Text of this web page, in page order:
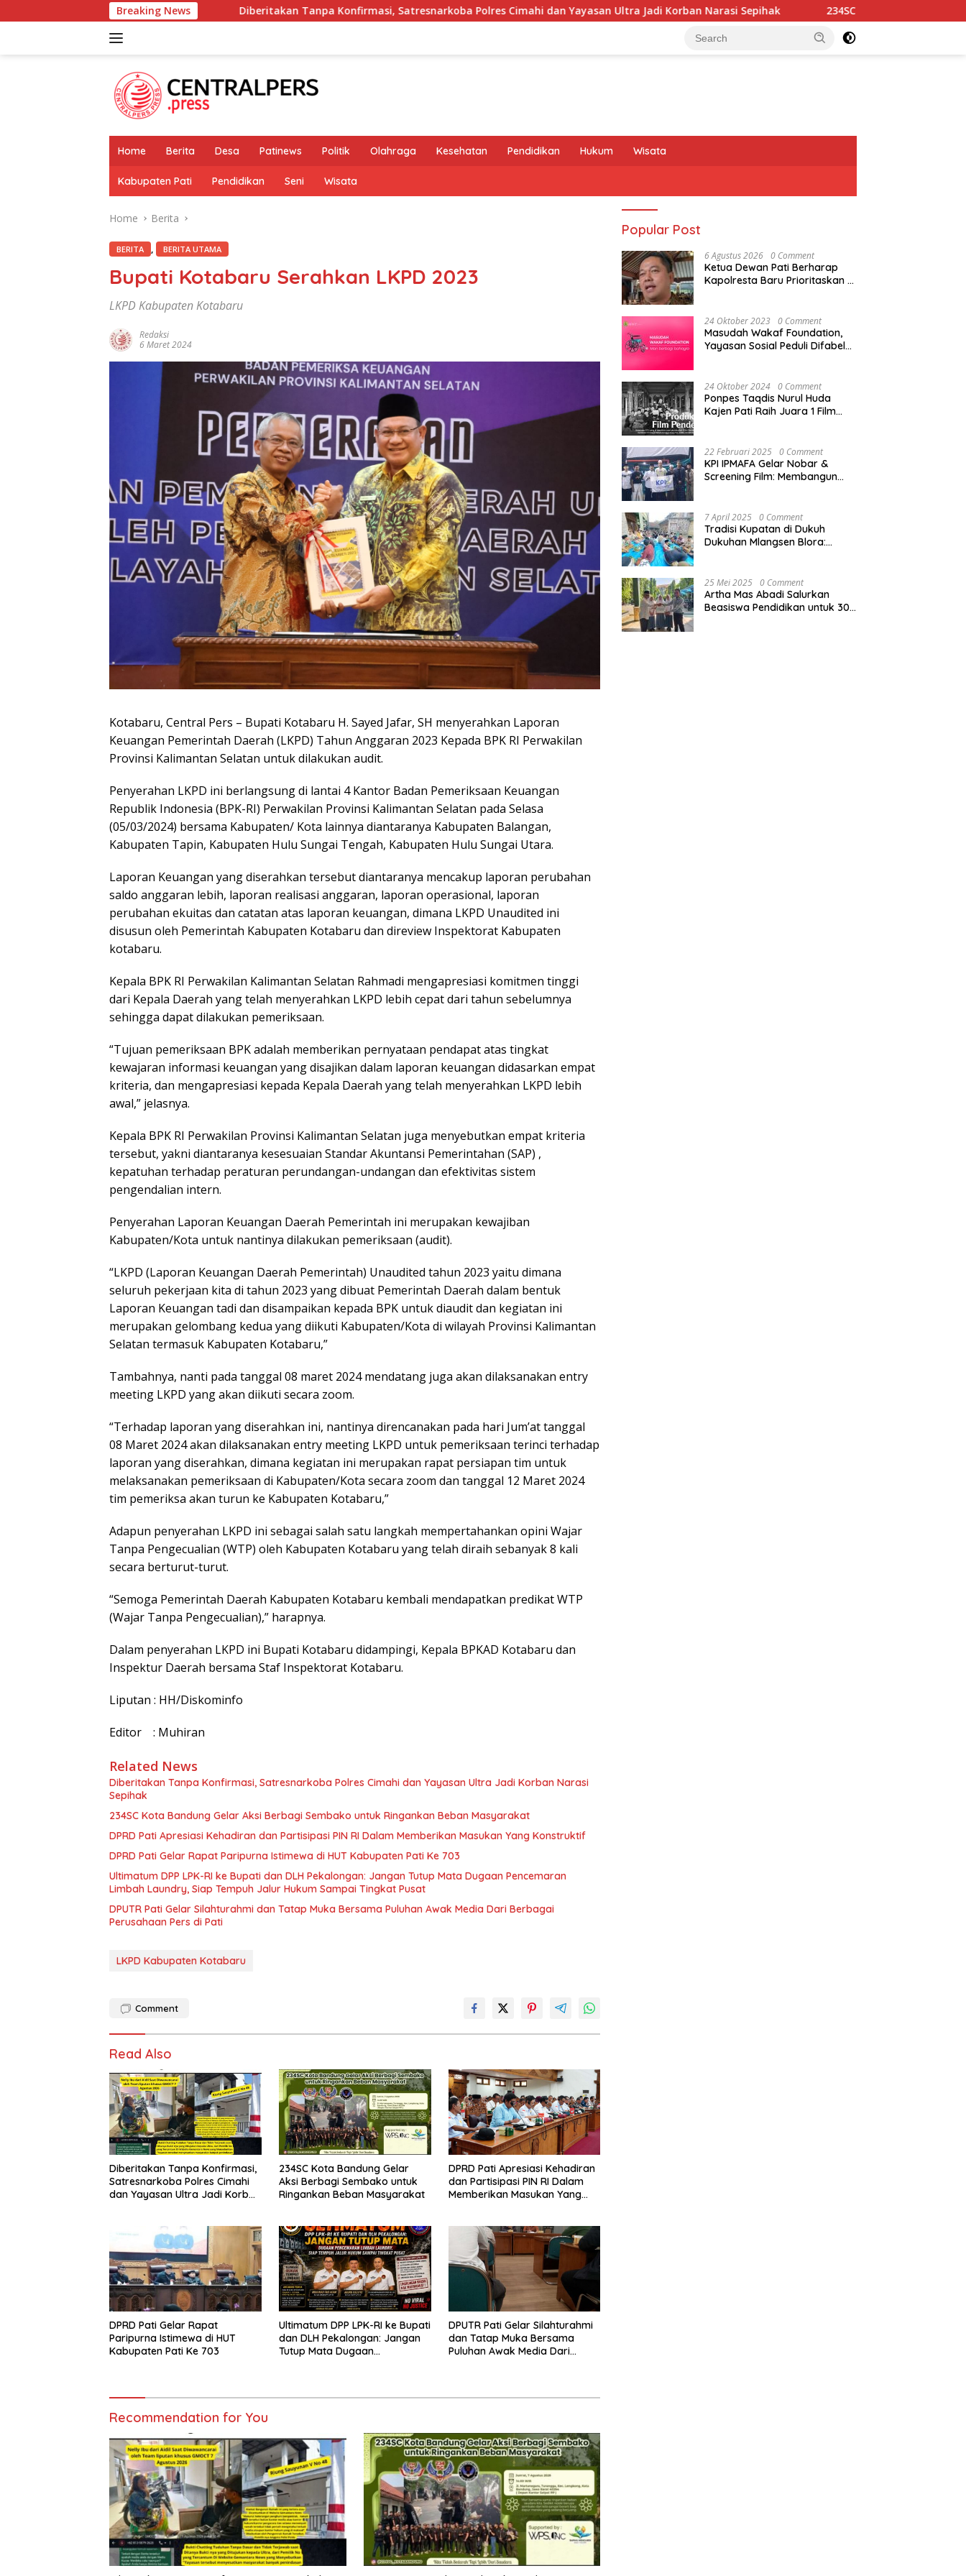
to
Breaking News
Diberitakan Tanpa Konfirmasi, Satresnarkoba Polres Cimahi dan Yayasan Ultra Jadi Korban Narasi Sepihak 234SC Kota Bandung Gelar Aksi Berbagi Sembako
Home Berita Desa Patinews Politik Olahraga Kesehatan Pendidikan Hukum Wisata
Kabupaten Pati Pendidikan Seni Wisata
Home Berita
BERITA , BERITA UTAMA
Bupati Kotabaru Serahkan LKPD 2023
LKPD Kabupaten Kotabaru
Redaksi
6 Maret 2024
Kotabaru, Central Pers – Bupati Kotabaru H. Sayed Jafar, SH menyerahkan Laporan
Keuangan Pemerintah Daerah (LKPD) Tahun Anggaran 2023 Kepada BPK RI Perwakilan
Provinsi Kalimantan Selatan untuk dilakukan audit.
Penyerahan LKPD ini berlangsung di lantai 4 Kantor Badan Pemeriksaan Keuangan
Republik Indonesia (BPK-RI) Perwakilan Provinsi Kalimantan Selatan pada Selasa
(05/03/2024) bersama Kabupaten/ Kota lainnya diantaranya Kabupaten Balangan,
Kabupaten Tapin, Kabupaten Hulu Sungai Tengah, Kabupaten Hulu Sungai Utara.
Laporan Keuangan yang diserahkan tersebut diantaranya mencakup laporan perubahan
saldo anggaran lebih, laporan realisasi anggaran, laporan operasional, laporan
perubahan ekuitas dan catatan atas laporan keuangan, dimana LKPD Unaudited ini
disusun oleh Pemerintah Kabupaten Kotabaru dan direview Inspektorat Kabupaten
kotabaru.
Kepala BPK RI Perwakilan Kalimantan Selatan Rahmadi mengapresiasi komitmen tinggi
dari Kepala Daerah yang telah menyerahkan LKPD lebih cepat dari tahun sebelumnya
sehingga dapat dilakukan pemeriksaan.
“Tujuan pemeriksaan BPK adalah memberikan pernyataan pendapat atas tingkat
kewajaran informasi keuangan yang disajikan dalam laporan keuangan didasarkan empat
kriteria, dan mengapresiasi kepada Kepala Daerah yang telah menyerahkan LKPD lebih
awal,” jelasnya.
Kepala BPK RI Perwakilan Provinsi Kalimantan Selatan juga menyebutkan empat kriteria
tersebut, yakni diantaranya kesesuaian Standar Akuntansi Pemerintahan (SAP) ,
kepatuhan terhadap peraturan perundangan-undangan dan efektivitas sistem
pengendalian intern.
Penyerahan Laporan Keuangan Daerah Pemerintah ini merupakan kewajiban
Kabupaten/Kota untuk nantinya dilakukan pemeriksaan (audit).
“LKPD (Laporan Keuangan Daerah Pemerintah) Unaudited tahun 2023 yaitu dimana
seluruh pekerjaan kita di tahun 2023 yang dibuat Pemerintah Daerah dalam bentuk
Laporan Keuangan tadi dan disampaikan kepada BPK untuk diaudit dan kegiatan ini
merupakan gelombang kedua yang diikuti Kabupaten/Kota di wilayah Provinsi Kalimantan
Selatan termasuk Kabupaten Kotabaru,”
Tambahnya, nanti pada tanggal 08 maret 2024 mendatang juga akan dilaksanakan entry
meeting LKPD yang akan diikuti secara zoom.
“Terhadap laporan yang diserahkan ini, nantinya direncanakan pada hari Jum’at tanggal
08 Maret 2024 akan dilaksanakan entry meeting LKPD untuk pemeriksaan terinci terhadap
laporan yang diserahkan, dimana kegiatan ini merupakan rapat persiapan tim untuk
melaksanakan pemeriksaan di Kabupaten/Kota secara zoom dan tanggal 12 Maret 2024
tim pemeriksa akan turun ke Kabupaten Kotabaru,”
Adapun penyerahan LKPD ini sebagai salah satu langkah mempertahankan opini Wajar
Tanpa Pengecualian (WTP) oleh Kabupaten Kotabaru yang telah diraih sebanyak 8 kali
secara berturut-turut.
“Semoga Pemerintah Daerah Kabupaten Kotabaru kembali mendapatkan predikat WTP
(Wajar Tanpa Pengecualian),” harapnya.
Dalam penyerahan LKPD ini Bupati Kotabaru didampingi, Kepala BPKAD Kotabaru dan
Inspektur Daerah bersama Staf Inspektorat Kotabaru.
Liputan : HH/Diskominfo
Editor : Muhiran
Related News
Diberitakan Tanpa Konfirmasi, Satresnarkoba Polres Cimahi dan Yayasan Ultra Jadi Korban Narasi
Sepihak
234SC Kota Bandung Gelar Aksi Berbagi Sembako untuk Ringankan Beban Masyarakat
DPRD Pati Apresiasi Kehadiran dan Partisipasi PIN RI Dalam Memberikan Masukan Yang Konstruktif
DPRD Pati Gelar Rapat Paripurna Istimewa di HUT Kabupaten Pati Ke 703
Ultimatum DPP LPK-RI ke Bupati dan DLH Pekalongan: Jangan Tutup Mata Dugaan Pencemaran
Limbah Laundry, Siap Tempuh Jalur Hukum Sampai Tingkat Pusat
DPUTR Pati Gelar Silahturahmi dan Tatap Muka Bersama Puluhan Awak Media Dari Berbagai
Perusahaan Pers di Pati
LKPD Kabupaten Kotabaru
Comment
Read Also
Diberitakan Tanpa Konfirmasi,
Satresnarkoba Polres Cimahi
dan Yayasan Ultra Jadi Korban
234SC Kota Bandung Gelar
Aksi Berbagi Sembako untuk
Ringankan Beban Masyarakat
DPRD Pati Apresiasi Kehadiran
dan Partisipasi PIN RI Dalam
Memberikan Masukan Yang
DPRD Pati Gelar Rapat
Paripurna Istimewa di HUT
Kabupaten Pati Ke 703
Ultimatum DPP LPK-RI ke Bupati
dan DLH Pekalongan: Jangan
Tutup Mata Dugaan
DPUTR Pati Gelar Silahturahmi
dan Tatap Muka Bersama
Puluhan Awak Media Dari
Recommendation for You
Popular Post
6 Agustus 2026 0 Comment
Ketua Dewan Pati Berharap
Kapolresta Baru Prioritaskan
Daerah
24 Oktober 2023 0 Comment
Masudah Wakaf Foundation,
Yayasan Sosial Peduli Difabel
24 Oktober 2024 0 Comment
Ponpes Taqdis Nurul Huda
Kajen Pati Raih Juara 1 Film
22 Februari 2025 0 Comment
KPI IPMAFA Gelar Nobar &
Screening Film: Membangun
7 April 2025 0 Comment
Tradisi Kupatan di Dukuh
Dukuhan Mlangsen Blora:
25 Mei 2025 0 Comment
Artha Mas Abadi Salurkan
Beasiswa Pendidikan untuk 300